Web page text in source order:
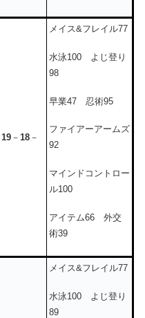
19 － 18 －
メイス&フレイル77
水泳100 よじ登り
98
早業47 忍術95
ファイアーアームズ
92
マインドコントロー
ル100
アイテム66 外交
術39
メイス&フレイル77
水泳100 よじ登り
89